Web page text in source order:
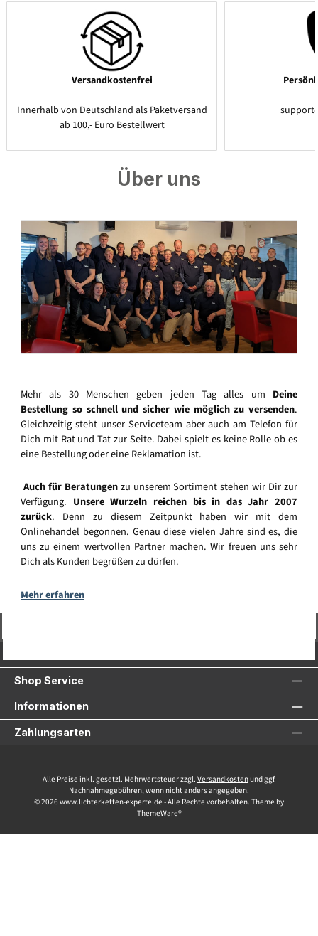
Versandkostenfrei
Innerhalb von Deutschland als Paketversand
ab 100,- Euro Bestellwert
Über uns
Mehr als 30 Menschen geben jeden Tag alles um Deine
Bestellung so schnell und sicher wie möglich zu versenden.
Gleichzeitig steht unser Serviceteam aber auch am Telefon für
Dich mit Rat und Tat zur Seite. Dabei spielt es keine Rolle ob es
eine Bestellung oder eine Reklamation ist.
Auch für Beratungenzu unserem Sortiment stehen wir Dir zur
Verfügung. Unsere Wurzeln reichen bis in das Jahr 2007
zurück. Denn zu diesem Zeitpunkt haben wir mit dem
Onlinehandel begonnen. Genau diese vielen Jahre sind es, die
uns zu einem wertvollen Partner machen. Wir freuen uns sehr
Dich als Kunden begrüßen zu dürfen.
Mehr erfahren
Shop Service
Informationen
Zahlungsarten
Alle Preise inkl. gesetzl. Mehrwertsteuer zzgl. Versandkostenund ggf.
Nachnahmegebühren, wenn nicht anders angegeben.
© 2026 www.lichterketten-experte.de - Alle Rechte vorbehalten. Theme by
ThemeWare®